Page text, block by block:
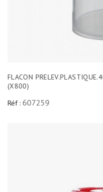
FLACON
(X800)
Réf : 607259